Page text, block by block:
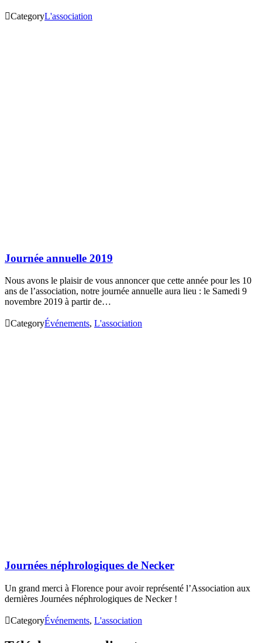
CategoryL'association
Journée annuelle 2019
Nous avons le plaisir de vous annoncer que cette année pour les 10
ans de l’association, notre journée annuelle aura lieu : le Samedi 9
novembre 2019 à partir de…
CategoryÉvénements, L'association
Journées néphrologiques de Necker
Un grand merci à Florence pour avoir représenté l’Association aux
dernières Journées néphrologiques de Necker !
CategoryÉvénements, L'association